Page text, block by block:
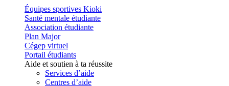
Équipes sportives Kioki
Santé mentale étudiante
Association étudiante
Plan Major
Cégep virtuel
Portail étudiants
Aide et soutien à ta réussite
Services d’aide
Centres d’aide